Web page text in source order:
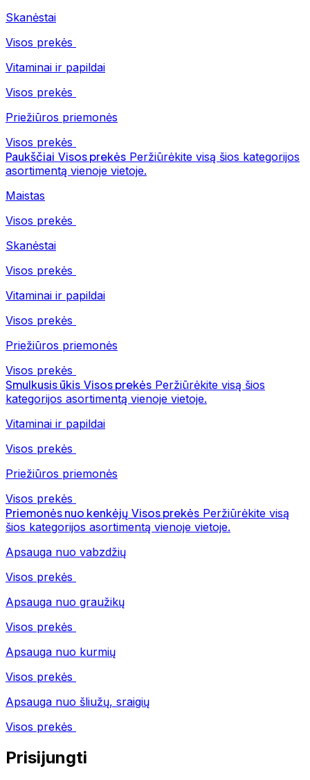
Skanėstai
Visos prekės
Vitaminai ir papildai
Visos prekės
Priežiūros priemonės
Visos prekės
Paukščiai Visos prekės Peržiūrėkite visą šios kategorijos
asortimentą vienoje vietoje.
Maistas
Visos prekės
Skanėstai
Visos prekės
Vitaminai ir papildai
Visos prekės
Priežiūros priemonės
Visos prekės
Smulkusis ūkis Visos prekės Peržiūrėkite visą šios
kategorijos asortimentą vienoje vietoje.
Vitaminai ir papildai
Visos prekės
Priežiūros priemonės
Visos prekės
Priemonės nuo kenkėjų Visos prekės Peržiūrėkite visą
šios kategorijos asortimentą vienoje vietoje.
Apsauga nuo vabzdžių
Visos prekės
Apsauga nuo graužikų
Visos prekės
Apsauga nuo kurmių
Visos prekės
Apsauga nuo šliužų, sraigių
Visos prekės
Prisijungti